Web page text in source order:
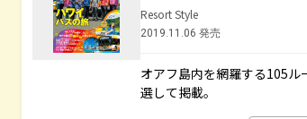
Resort Style
2019.11.06 発売
オアフ島内を網羅する105
選して掲載。